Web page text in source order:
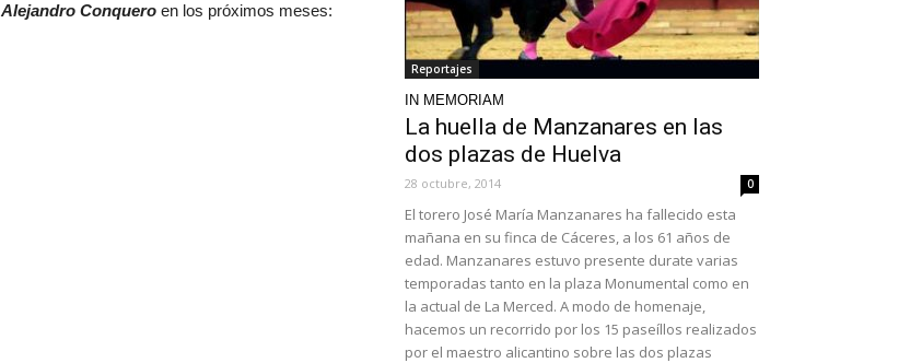
Alejandro Conquero en los próximos meses:
Reportajes
IN MEMORIAM
La huella de Manzanares en las
dos plazas de Huelva
28 octubre, 2014 0
El torero José María Manzanares ha fallecido esta
mañana en su finca de Cáceres, a los 61 años de
edad. Manzanares estuvo presente durate varias
temporadas tanto en la plaza Monumental como en
la actual de La Merced. A modo de homenaje,
hacemos un recorrido por los 15 paseíllos realizados
por el maestro alicantino sobre las dos plazas